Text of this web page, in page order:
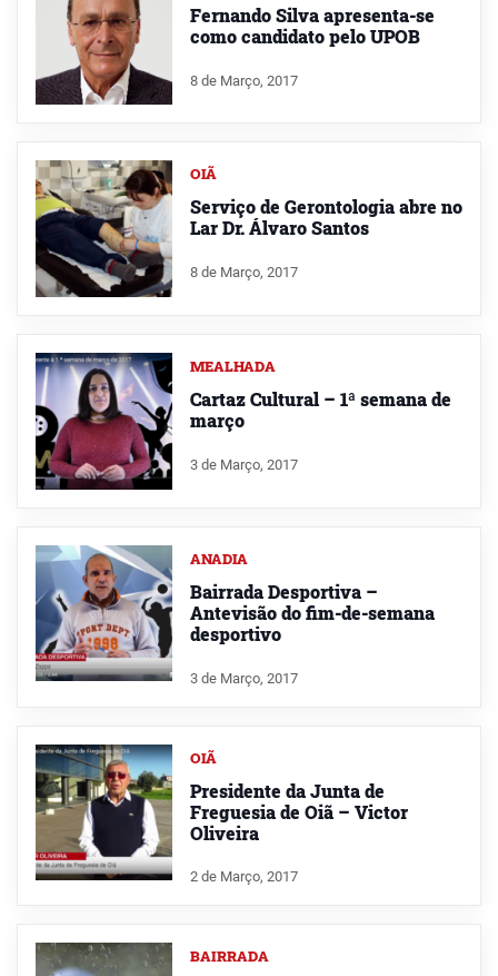
Fernando Silva apresenta-se
como candidato pelo UPOB
8 de Março, 2017
OIÃ
Serviço de Gerontologia abre no
Lar Dr. Álvaro Santos
8 de Março, 2017
MEALHADA
Cartaz Cultural – 1ª semana de
março
3 de Março, 2017
ANADIA
Bairrada Desportiva –
Antevisão do fim-de-semana
desportivo
3 de Março, 2017
OIÃ
Presidente da Junta de
Freguesia de Oiã – Victor
Oliveira
2 de Março, 2017
BAIRRADA